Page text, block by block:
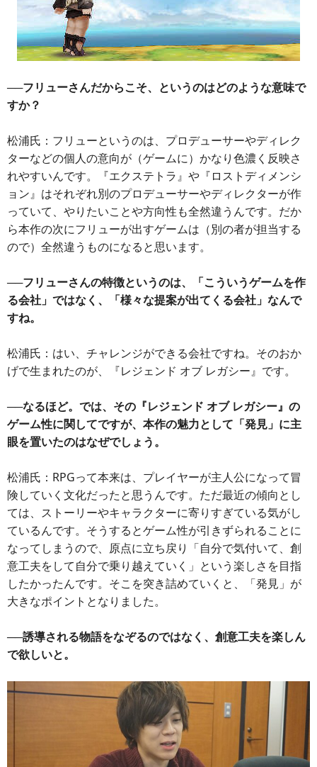
──フリューさんだからこそ、というのはどのような意味で
すか？
松浦氏：フリューというのは、プロデューサーやディレク
ターなどの個人の意向が（ゲームに）かなり色濃く反映さ
れやすいんです。『エクステトラ』や『ロストディメンシ
ョン』はそれぞれ別のプロデューサーやディレクターが作
っていて、やりたいことや方向性も全然違うんです。だか
ら本作の次にフリューが出すゲームは（別の者が担当する
ので）全然違うものになると思います。
──フリューさんの特徴というのは、「こういうゲームを作
る会社」ではなく、「様々な提案が出てくる会社」なんで
すね。
松浦氏：はい、チャレンジができる会社ですね。そのおか
げで生まれたのが、『レジェンド オブ レガシー』です。
──なるほど。では、その『レジェンド オブ レガシー』の
ゲーム性に関してですが、本作の魅力として「発見」に主
眼を置いたのはなぜでしょう。
松浦氏：RPGって本来は、プレイヤーが主人公になって冒
険していく文化だったと思うんです。ただ最近の傾向とし
ては、ストーリーやキャラクターに寄りすぎている気がし
ているんです。そうするとゲーム性が引きずられることに
なってしまうので、原点に立ち戻り「自分で気付いて、創
意工夫をして自分で乗り越えていく」という楽しさを目指
したかったんです。そこを突き詰めていくと、「発見」が
大きなポイントとなりました。
──誘導される物語をなぞるのではなく、創意工夫を楽しん
で欲しいと。